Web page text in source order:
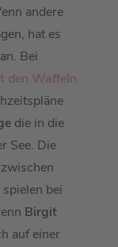
andere
hat es
Bei
den Waffeln
die in die
See. Die
bei
Birgit
auf einer